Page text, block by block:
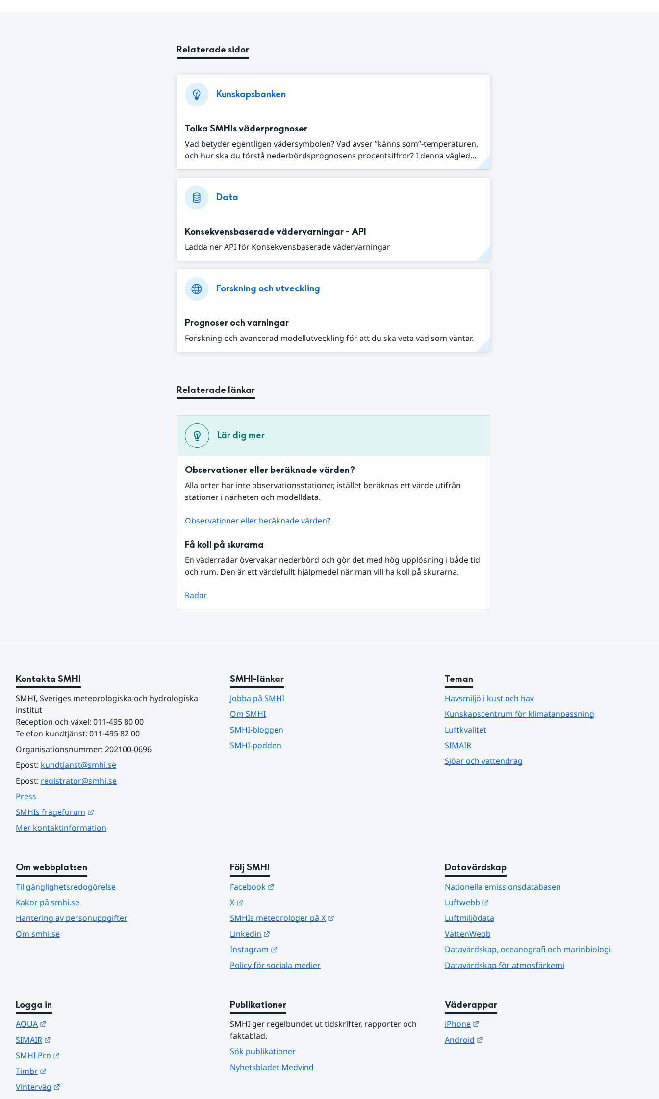
Relaterade sidor
Kunskapsbanken
Tolka SMHIs väderprognoser
Vad betyder egentligen vädersymbolen? Vad avser ”känns som”-temperaturen,
och hur ska du förstå nederbördsprognosens procentsiffror? I denna vägled...
Data
Konsekvensbaserade vädervarningar - API
Ladda ner API för Konsekvensbaserade vädervarningar
Forskning och utveckling
Prognoser och varningar
Forskning och avancerad modellutveckling för att du ska veta vad som väntar.
Relaterade länkar
Lär dig mer
Observationer eller beräknade värden?
Alla orter har inte observationsstationer, istället beräknas ett värde utifrån
stationer i närheten och modelldata.
Observationer eller beräknade värden?
Få koll på skurarna
En väderradar övervakar nederbörd och gör det med hög upplösning i både tid
och rum. Den är ett värdefullt hjälpmedel när man vill ha koll på skurarna.
Radar
Kontakta SMHI
SMHI, Sveriges meteorologiska och hydrologiska
institut
Reception och växel: 011-495 80 00
Telefon kundtjänst: 011-495 82 00
Organisationsnummer: 202100-0696
Epost: kundtjanst@smhi.se
Epost: registrator@smhi.se
Press
SMHIs frågeforum
Mer kontaktinformation
SMHI-länkar
Jobba på SMHI
Om SMHI
SMHI-bloggen
SMHI-podden
Teman
Havsmiljö i kust och hav
Kunskapscentrum för klimatanpassning
Luftkvalitet
SIMAIR
Sjöar och vattendrag
Om webbplatsen
Tillgänglighetsredogörelse
Kakor på smhi.se
Hantering av personuppgifter
Om smhi.se
Följ SMHI
Facebook
X
SMHIs meteorologer på X
Linkedin
Instagram
Policy för sociala medier
Datavärdskap
Nationella emissionsdatabasen
Luftwebb
Länk till annan webbplats.
Luftmiljödata
VattenWebb
Datavärdskap, oceanografi och marinbiologi
Datavärdskap för atmosfärkemi
Logga in
AQUA
SIMAIR
SMHI Pro
Timbr
Vinterväg
Publikationer
SMHI ger regelbundet ut tidskrifter, rapporter och
faktablad.
Sök publikationer
Nyhetsbladet Medvind
Väderappar
iPhone
Länk till annan webbplats.
Android
Länk till annan webbplats.